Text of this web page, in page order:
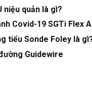
niệu quản là gì?
Covid-19 SGTi Flex
tiểu Sonde Foley là
Guidewire